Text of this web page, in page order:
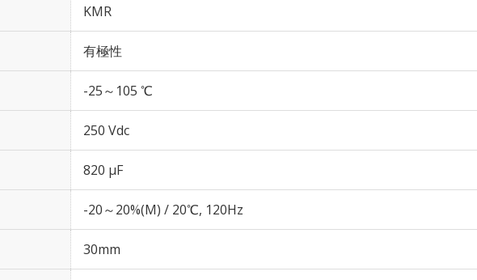
KMR
有極性
-25～105 ℃
250 Vdc
820 µF
-20～20%(M) / 20℃, 120Hz
30mm